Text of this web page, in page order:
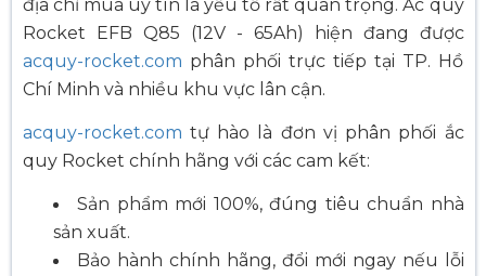
địa chỉ mua uy tín là yếu tố rất quan trọng. Ắc quy
Rocket EFB Q85 (12V - 65Ah) hiện đang được
acquy-rocket.com phân phối trực tiếp tại TP. Hồ
Chí Minh và nhiều khu vực lân cận.
acquy-rocket.com tự hào là đơn vị phân phối ắc
quy Rocket chính hãng với các cam kết:
Sản phẩm mới 100%, đúng tiêu chuẩn nhà
sản xuất.
Bảo hành chính hãng, đổi mới ngay nếu lỗi